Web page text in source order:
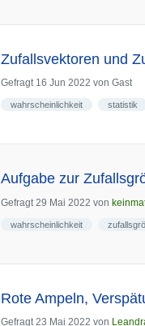
Zufallsvektoren und
Gefragt 16 Jun 2022 von Gast
wahrscheinlichkeit statistik
Aufgabe zur
Gefragt 29 Mai 2022 von
wahrscheinlichkeit
Rote Ampeln,
Gefragt 23 Mai 2022 von